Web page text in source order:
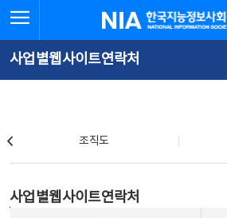
문
로
가
체
뉴
바
가
한국지능정보사회진흥원
사업별웹사이트연락처
조직도
사업별웹사이트연락처